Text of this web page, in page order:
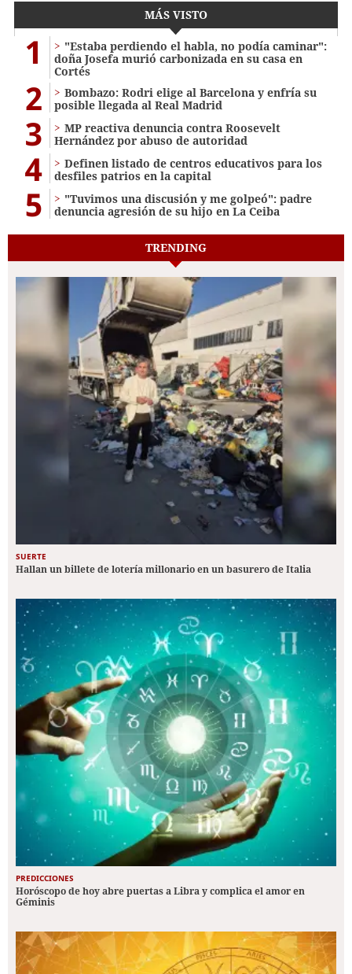
MÁS VISTO
1
"Estaba perdiendo el habla, no podía caminar":
doña Josefa murió carbonizada en su casa en
Cortés
2
Bombazo: Rodri elige al Barcelona y enfría su
posible llegada al Real Madrid
3
MP reactiva denuncia contra Roosevelt
Hernández por abuso de autoridad
4
Definen listado de centros educativos para los
desfiles patrios en la capital
5
"Tuvimos una discusión y me golpeó": padre
denuncia agresión de su hijo en La Ceiba
TRENDING
SUERTE
Hallan un billete de lotería millonario en un basurero de Italia
PREDICCIONES
Horóscopo de hoy abre puertas a Libra y complica el amor en
Géminis